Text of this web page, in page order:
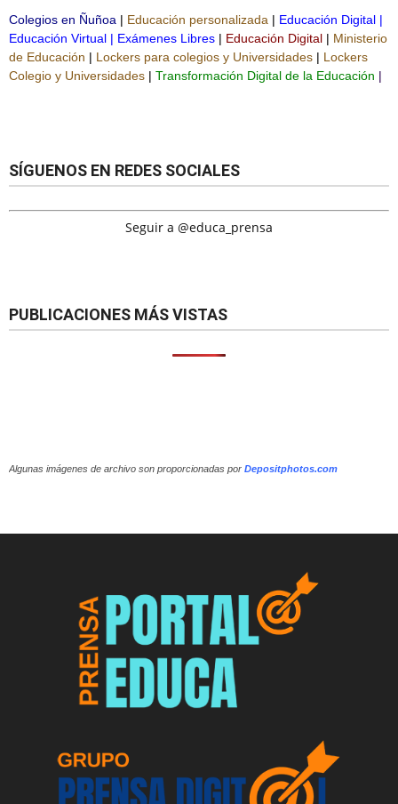
Colegios en Ñuñoa | Educación personalizada | Educación Digital |
Educación Virtual | Exámenes Libres | Educación Digital | Ministerio
de Educación | Lockers para colegios y Universidades | Lockers
Colegio y Universidades | Transformación Digital de la Educación |
SÍGUENOS EN REDES SOCIALES
Seguir a @educa_prensa
PUBLICACIONES MÁS VISTAS
Algunas imágenes de archivo son proporcionadas por Depositphotos.com